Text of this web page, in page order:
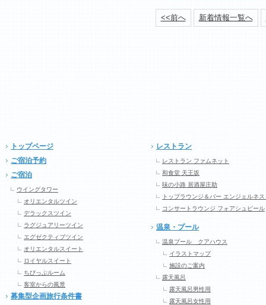
<<前へ 新着情報一覧へ
トップページ
ご宿泊予約
ご宿泊
ウイングタワー
オリエンタルツイン
デラックスツイン
ラグジュアリーツイン
エグゼクティブツイン
オリエンタルスイート
ロイヤルスイート
ちびっぷルーム
客室からの風景
募集型企画旅行条件書
レストラン
レストラン ファムネット
和食堂 天王坂
味の小路 居酒屋庄助
トップラウンジ＆バー エンジェルネス
コンサートラウンジ フォアシュピール
温泉・プール
温泉プール クアハウス
イラストマップ
施設のご案内
露天風呂
露天風呂男性用
露天風呂女性用